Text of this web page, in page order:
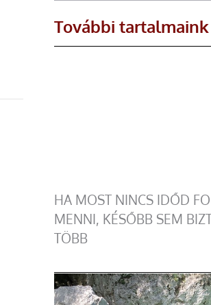
További tartalmaink
HA MOST NINCS IDŐD
MENNI, KÉSŐBB SEM
TÖBB